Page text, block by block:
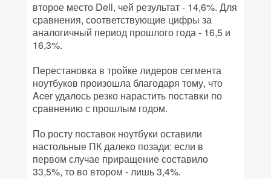
второе место Dell, чей результат - 14,6%. Для
сравнения, соответствующие цифры за
аналогичный период прошлого года - 16,5 и
16,3%.
Перестановка в тройке лидеров сегмента
ноутбуков произошла благодаря тому, что
Acer удалось резко нарастить поставки по
сравнению с прошлым годом.
По росту поставок ноутбуки оставили
настольные ПК далеко позади: если в
первом случае приращение составило
33,5%, то во втором - лишь 3,4%.